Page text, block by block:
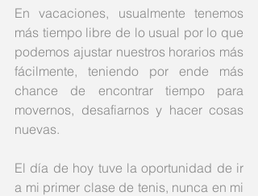
En vacaciones, usualmente tenemos
más tiempo libre de lo usual por lo que
podemos ajustar nuestros horarios más
fácilmente, teniendo por ende más
chance de encontrar tiempo para
movernos, desafiarnos y hacer cosas
nuevas.
El día de hoy tuve la oportunidad de ir
a mi primer clase de tenis, nunca en mi